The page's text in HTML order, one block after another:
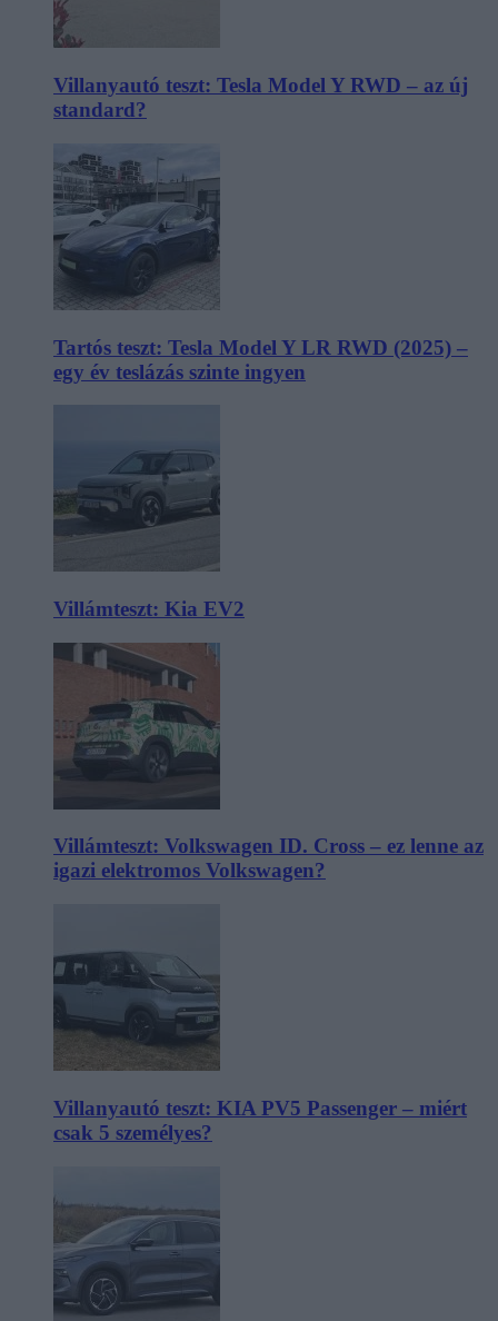
Villanyautó teszt: Tesla Model Y RWD – az új
standard?
Tartós teszt: Tesla Model Y LR RWD (2025) –
egy év teslázás szinte ingyen
Villámteszt: Kia EV2
Villámteszt: Volkswagen ID. Cross – ez lenne az
igazi elektromos Volkswagen?
Villanyautó teszt: KIA PV5 Passenger – miért
csak 5 személyes?